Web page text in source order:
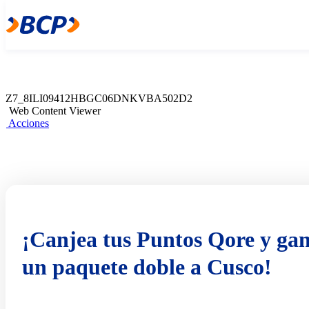
Web Content Viewer
Acciones
Z7_8ILI09412HBGC06DNKVBA502D2
Web Content Viewer
Acciones
¡Canjea tus Puntos Qore y
un paquete doble a Cusco!